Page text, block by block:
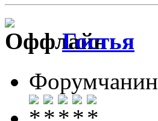
Гостья
Форумчанин